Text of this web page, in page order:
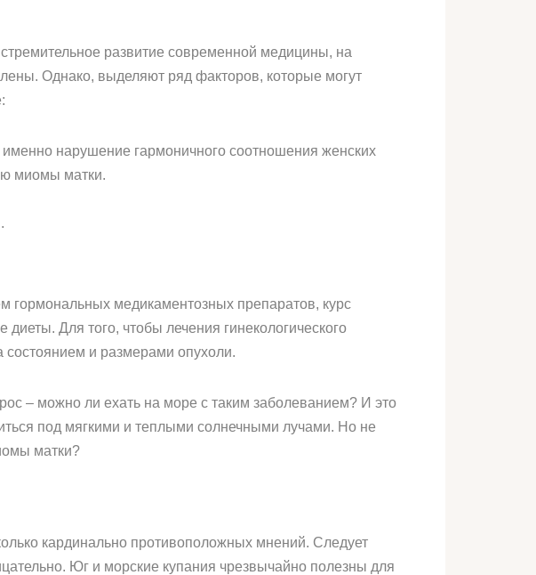
развитие современной медицины, на
Однако, выделяют ряд факторов, которые могут
нарушение гармоничного соотношения женских
миомы матки.
гормональных медикаментозных препаратов, курс
Для того, чтобы лечения гинекологического
и размерами опухоли.
– можно ли ехать на море с таким заболеванием? И это
под мягкими и теплыми солнечными лучами. Но не
матки?
кардинально противоположных мнений. Следует
Юг и морские купания чрезвычайно полезны для